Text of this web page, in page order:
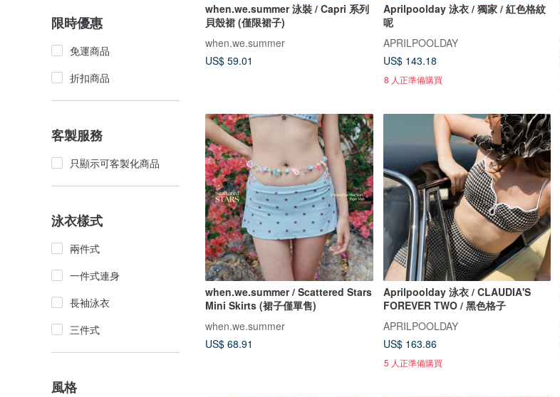
限時優惠
免運商品
折扣商品
客製服務
只顯示可客製化商品
泳衣樣式
兩件式
一件式連身
長袖泳衣
三件式
風格
when.we.summer 泳裝 / Capri 系列
貝殼裙 (僅限裙子)
when.we.summer
US$ 59.01
Aprilpoolday 泳衣 / 獨家 / 紅色格紋
呢
APRILPOOLDAY
US$ 143.18
8 人正準備購買
when.we.summer / Scattered Stars
Mini Skirts (裙子僅單售)
when.we.summer
US$ 68.91
Aprilpoolday 泳衣 / CLAUDIA'S
FOREVER TWO / 黑色格子
APRILPOOLDAY
US$ 163.86
5 人正準備購買